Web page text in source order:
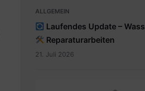
ALLGEMEIN
Laufendes Update –
Reparaturarbeiten
21. Juli 2026